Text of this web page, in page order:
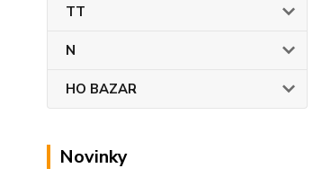
TT
N
HO BAZAR
Novinky